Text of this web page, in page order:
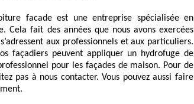
facade est une entreprise spécialisée en
Cela fait des années que nous avons exercées
aux professionnels et aux particuliers.
façadiers peuvent appliquer un hydrofuge de
pour les façades de maison. Pour de
pas à nous contacter. Vous pouvez aussi faire